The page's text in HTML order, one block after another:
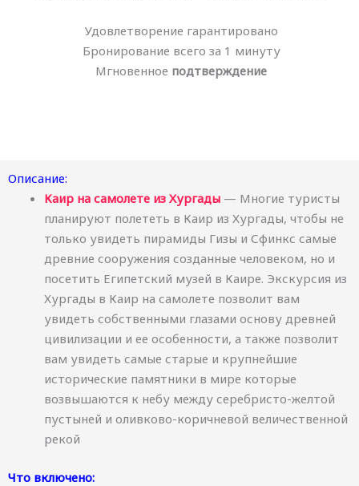
Удовлетворение гарантировано
Бронирование всего за 1 минуту
Мгновенное подтверждение
Описание:
Каир на самолете из Хургады — Многие туристы
планируют полететь в Каир из Хургады, чтобы не
только увидеть пирамиды Гизы и Сфинкс самые
древние сооружения созданные человеком, но и
посетить Египетский музей в Каире. Экскурсия из
Хургады в Каир на самолете позволит вам
увидеть собственными глазами основу древней
цивилизации и ее особенности, а также позволит
вам увидеть самые старые и крупнейшие
исторические памятники в мире которые
возвышаются к небу между серебристо-желтой
пустыней и оливково-коричневой величественной
рекой
Что включено: